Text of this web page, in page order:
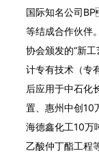
国际知名公司
等结成合作伙伴
协会颁发的“新
计专有技术（专
后应用于中石化
置、惠州中创
海德鑫化工10万
乙酸仲丁酯工程等项